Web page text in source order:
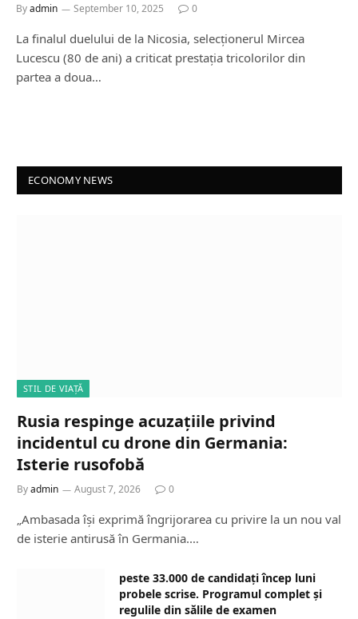
Byadmin September 10, 2025 0
La finalul duelului de la Nicosia, selecționerul Mircea
Lucescu (80 de ani) a criticat prestația tricolorilor din
partea a doua…
ECONOMY NEWS
STIL DE VIAȚĂ
Rusia respinge acuzațiile privind
incidentul cu drone din Germania:
Isterie rusofobă
Byadmin August 7, 2026 0
„Ambasada își exprimă îngrijorarea cu privire la un nou val
de isterie antirusă în Germania.…
peste 33.000 de candidați încep luni
probele scrise. Programul complet și
regulile din sălile de examen